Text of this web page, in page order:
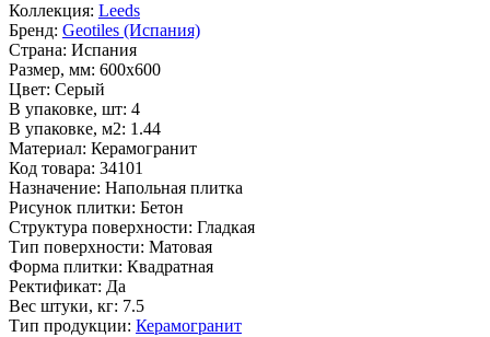
Коллекция: Leeds
Бренд: Geotiles (Испания)
Страна: Испания
Размер, мм: 600x600
Цвет: Серый
В упаковке, шт: 4
В упаковке, м2: 1.44
Материал: Керамогранит
Код товара: 34101
Назначение: Напольная плитка
Рисунок плитки: Бетон
Структура поверхности: Гладкая
Тип поверхности: Матовая
Форма плитки: Квадратная
Ректификат: Да
Вес штуки, кг: 7.5
Тип продукции: Керамогранит